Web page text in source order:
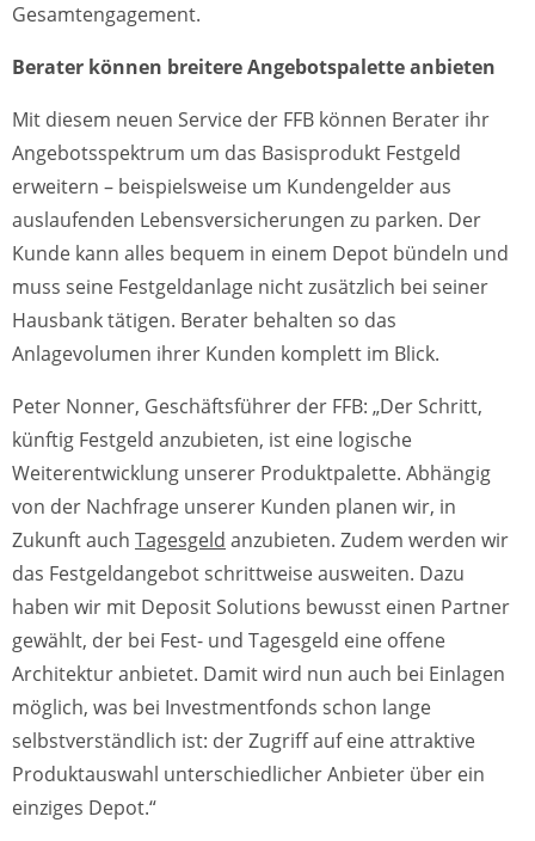
Gesamtengagement.
Berater können breitere Angebotspalette anbieten
Mit diesem neuen Service der FFB können Berater ihr
Angebotsspektrum um das Basisprodukt Festgeld
erweitern – beispielsweise um Kundengelder aus
auslaufenden Lebensversicherungen zu parken. Der
Kunde kann alles bequem in einem Depot bündeln und
muss seine Festgeldanlage nicht zusätzlich bei seiner
Hausbank tätigen. Berater behalten so das
Anlagevolumen ihrer Kunden komplett im Blick.
Peter Nonner, Geschäftsführer der FFB: „Der Schritt,
künftig Festgeld anzubieten, ist eine logische
Weiterentwicklung unserer Produktpalette. Abhängig
von der Nachfrage unserer Kunden planen wir, in
Zukunft auch Tagesgeld anzubieten. Zudem werden wir
das Festgeldangebot schrittweise ausweiten. Dazu
haben wir mit Deposit Solutions bewusst einen Partner
gewählt, der bei Fest- und Tagesgeld eine offene
Architektur anbietet. Damit wird nun auch bei Einlagen
möglich, was bei Investmentfonds schon lange
selbstverständlich ist: der Zugriff auf eine attraktive
Produktauswahl unterschiedlicher Anbieter über ein
einziges Depot.“